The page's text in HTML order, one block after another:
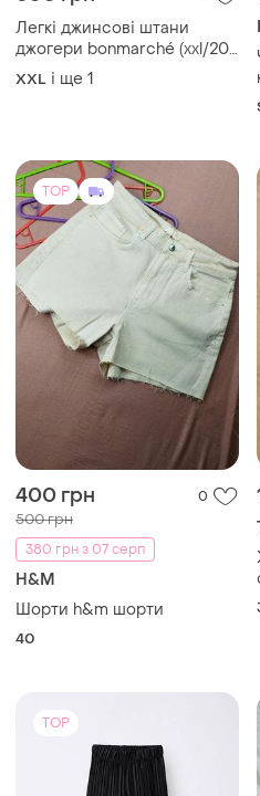
TOP
400 грн 0
380 грн з 07 серп
Шорти h&m шорти
40
TOP